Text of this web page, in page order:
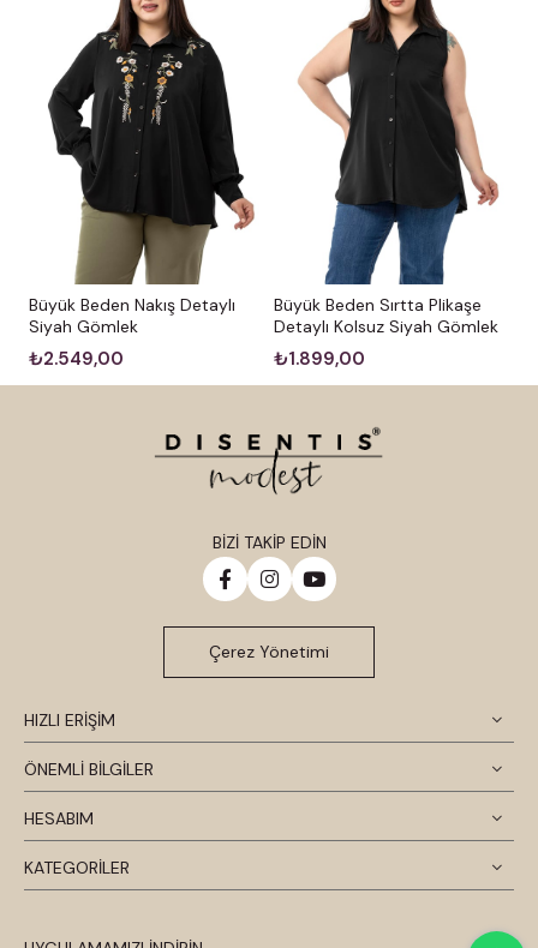
Büyük Beden Nakış Detaylı
Siyah Gömlek
₺2.549,00
Büyük Beden Sırtta Plikaşe
Detaylı Kolsuz Siyah Gömlek
₺1.899,00
HIZLI ERİŞİM
ÖNEMLİ BİLGİLER
HESABIM
KATEGORİLER
BİZİ TAKİP EDİN
Çerez Yönetimi